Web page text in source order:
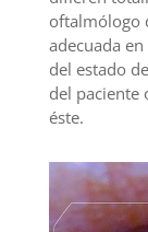
oftalmólogo
adecuada
del estado
del paciente
éste.